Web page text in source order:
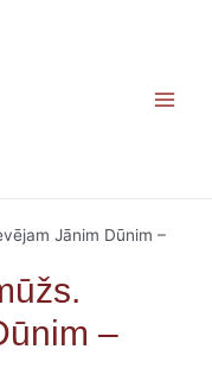
Jānim Dūnim –
–